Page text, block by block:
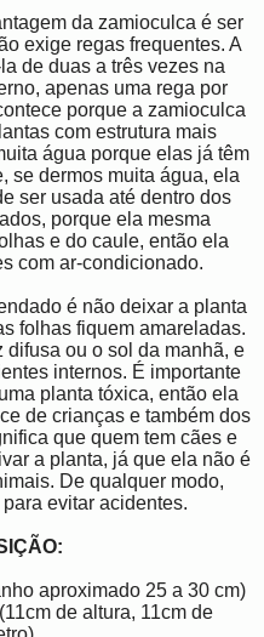
da zamioculca é ser
exige regas frequentes. A
de duas a três vezes na
apenas uma rega por
porque a zamioculca
com estrutura mais
água porque elas já têm
se dermos muita água, ela
ser usada até dentro dos
porque ela mesma
e do caule, então ela
com ar-condicionado.
é não deixar a planta
folhas fiquem amareladas.
ou o sol da manhã, e
internos. É importante
planta tóxica, então ela
de crianças e também dos
que quem tem cães e
a planta, já que ela não é
De qualquer modo,
evitar acidentes.
aproximado 25 a 30 cm)
de altura, 11cm de